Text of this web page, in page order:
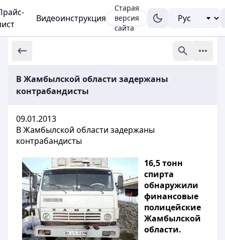
Видеоинструкция
Старая
версия
сайта
В Жамбылской области задержаны
контрабандисты
09.01.2013
В Жамбылской области задержаны
контрабандисты
16,5 тонн
спирта
обнаружили
финансовые
полицейские
Жамбылской
области.